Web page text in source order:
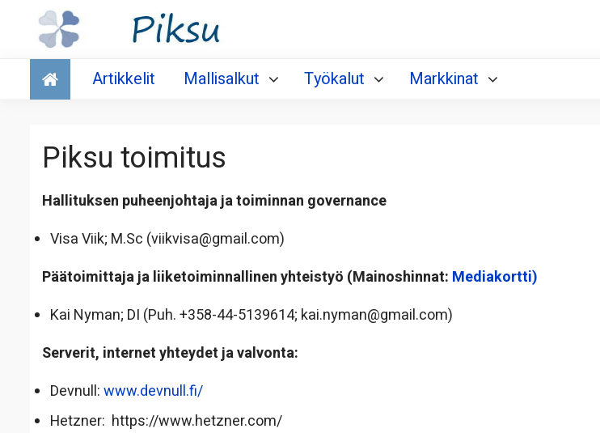
Talous
Artikkelit Mallisalkut Työkalut Markkinat
Piksu toimitus
Hallituksen puheenjohtaja ja toiminnan governance
Visa Viik; M.Sc (viikvisa@gmail.com)
Päätoimittaja ja liiketoiminnallinen yhteistyö (Mainoshinnat: Mediakortti)
Kai Nyman; DI (Puh. +358-44-5139614; kai.nyman@gmail.com)
Serverit, internet yhteydet ja valvonta:
Devnull:www.devnull.fi/
Hetzner: https://www.hetzner.com/